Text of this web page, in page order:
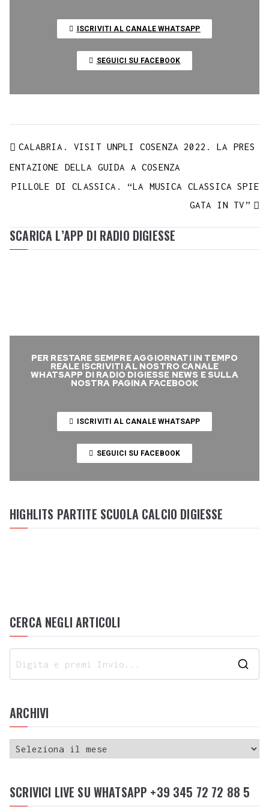
r
p
p
a
m
e
e
s
t
I
n
ISCRIVITI AL CANALE WHATSAPP
SEGUICI SU FACEBOOK
CALABRIA. VISIT UNPLI COSENZA 2022. LA PRES
ENTAZIONE DELLA GUIDA A COSENZA
PILLOLE DI CLASSICA. “LA MUSICA CLASSICA SPIE
GATA IN TV”
SCARICA L’APP DI RADIO DIGIESSE
PER RESTARE SEMPRE AGGIORNATI IN TEMPO
REALE ISCRIVITI AL NOSTRO CANALE
WHATSAPP DI RADIO DIGIESSE NEWS E SULLA
NOSTRA PAGINA FACEBOOK
ISCRIVITI AL CANALE WHATSAPP
SEGUICI SU FACEBOOK
HIGHLITS PARTITE SCUOLA CALCIO DIGIESSE
CERCA NEGLI ARTICOLI
ARCHIVI
SCRIVICI LIVE SU WHATSAPP +39 345 72 72 88 5